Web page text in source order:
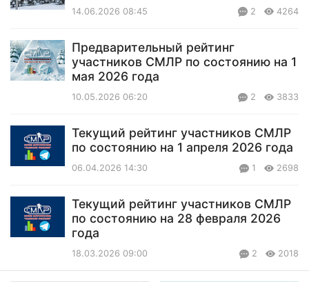
14.06.2026 08:45 2 4264
Предварительный рейтинг
участников СМЛР по состоянию на 1
мая 2026 года
10.05.2026 06:20 2 3833
Текущий рейтинг участников СМЛР
по состоянию на 1 апреля 2026 года
06.04.2026 14:30 1 2698
Текущий рейтинг участников СМЛР
по состоянию на 28 февраля 2026
года
18.03.2026 09:00 2 2018